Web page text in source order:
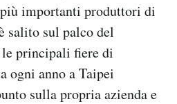
importanti produttori di
salito sul palco del
principali fiere di
ogni anno a Taipei
sulla propria azienda e